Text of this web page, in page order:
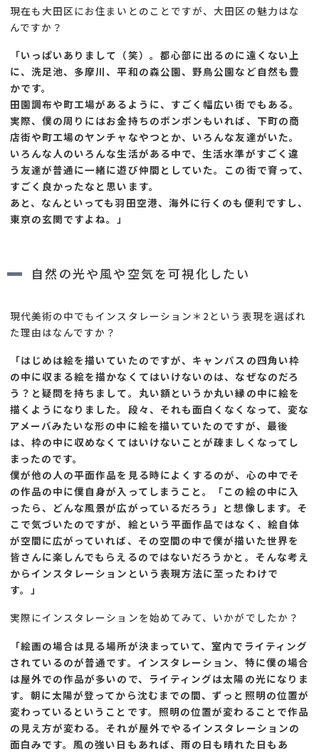
現在も大田区にお住まいとのことですが、大田区の魅力はな
んですか？
「いっぱいありまして（笑）。都心部に出るのに遠くない上
に、洗足池、多摩川、平和の森公園、野鳥公園など自然も豊
かです。
田園調布や町工場があるように、すごく幅広い街でもある。
実際、僕の周りにはお金持ちのボンボンもいれば、下町の商
店街や町工場のヤンチャなやつとか、いろんな友達がいた。
いろんな人のいろんな生活がある中で、生活水準がすごく違
う友達が普通に一緒に遊び仲間としていた。この街で育って、
すごく良かったなと思います。
あと、なんといっても羽田空港、海外に行くのも便利ですし、
東京の玄関ですよね。」
自然の光や風や空気を可視化したい
現代美術の中でもインスタレーション＊2という表現を選ばれ
た理由はなんですか？
「はじめは絵を描いていたのですが、キャンパスの四角い枠
の中に収まる絵を描かなくてはいけないのは、なぜなのだろ
う？と疑問を持ちまして。丸い額というか丸い縁の中に絵を
描くようになりました。段々、それも面白くなくなって、変な
アメーバみたいな形の中に絵を描いていたのですが、最後
は、枠の中に収めなくてはいけないことが疎ましくなってし
まったのです。
僕が他の人の平面作品を見る時によくするのが、心の中でそ
の作品の中に僕自身が入ってしまうこと。「この絵の中に入
ったら、どんな風景が広がっているだろう」と想像します。そ
こで気づいたのですが、絵という平面作品ではなく、絵自体
が空間に広がっていれば、その空間の中で僕が描いた世界を
皆さんに楽しんでもらえるのではないだろうかと。そんな考え
からインスタレーションという表現方法に至ったわけで
す。」
実際にインスタレーションを始めてみて、いかがでしたか？
「絵画の場合は見る場所が決まっていて、室内でライティング
されているのが普通です。インスタレーション、特に僕の場合
は屋外での作品が多いので、ライティングは太陽の光になりま
す。朝に太陽が登ってから沈むまでの間、ずっと照明の位置が
変わっているということです。照明の位置が変わることで作品
の見え方が変わる。それが屋外でやるインスタレーションの
面白みです。風の強い日もあれば、雨の日も晴れた日もあ